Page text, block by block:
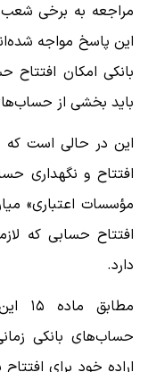
مراجعه به برخی شعب
این پاسخ مواجه
بانکی امکان افتتاح
باید بخشی از
این در حالی است که
افتتاح و نگهداری
مؤسسات اعتباری»
افتتاح حسابی که
دارد.
حساب‌های بانکی